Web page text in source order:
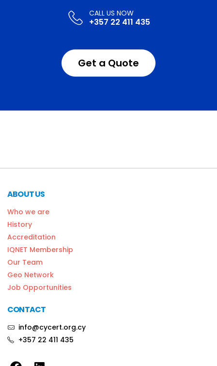
+357 22 411 435
Get a Quote
ABOUT US
Who we are
History
Accreditation
IQNET Membership
Our Team
Geo Network
Job Opportunities
CONTACT
info@cycert.org.cy
+357 22 411 435